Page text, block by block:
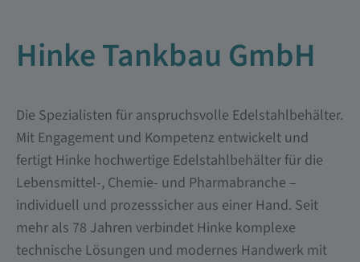
Hinke Tankbau GmbH
Die Spezialisten für anspruchsvolle Edelstahlbehälter.
Mit Engagement und Kompetenz entwickelt und
fertigt Hinke hochwertige Edelstahlbehälter für die
Lebensmittel-, Chemie- und Pharmabranche –
individuell und prozesssicher aus einer Hand. Seit
mehr als 78 Jahren verbindet Hinke komplexe
technische Lösungen und modernes Handwerk mit